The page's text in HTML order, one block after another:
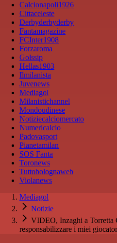
Calcionapoli1926
Cittaceleste
Derbyderbyderby
Fantamagazine
FCInter1908
Forzaroma
Golssip
Hellas1903
Ilmilanista
Juvenews
Mediagol
Milanistichannel
Mondoudinese
Notiziecalciomercato
Numericalcio
Padovasport
Pianetamilan
SOS Fanta
Toronews
Tuttobolognaweb
Violanews
Mediagol
Notizie
VIDEO, Inzaghi a Torretta
responsabilizzare i miei